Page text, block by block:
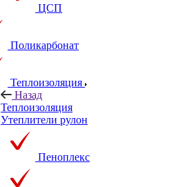
ЦСП
Поликарбонат
Теплоизоляция
Назад
Теплоизоляция
Утеплители рулон
Пеноплекс